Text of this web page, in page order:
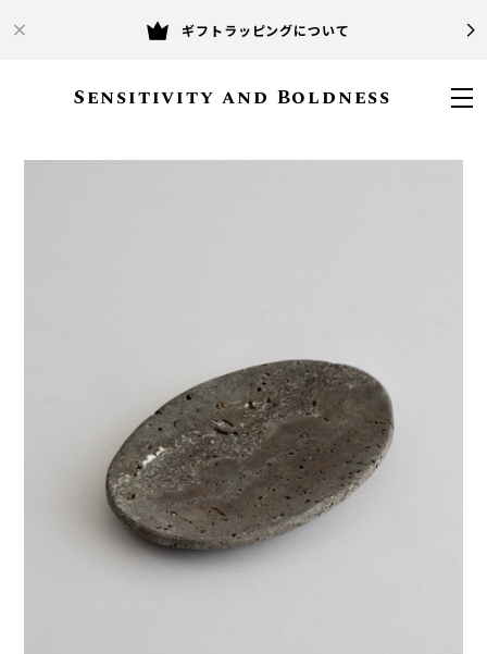
ギフトラッピングについて
Sensitivity and Boldness